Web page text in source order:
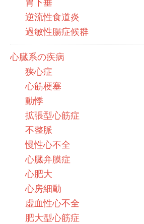
逆流性食道炎
過敏性腸症候群
心臓系の疾病
狭心症
心筋梗塞
動悸
拡張型心筋症
不整脈
慢性心不全
心臓弁膜症
心肥大
心房細動
虚血性心不全
肥大型心筋症